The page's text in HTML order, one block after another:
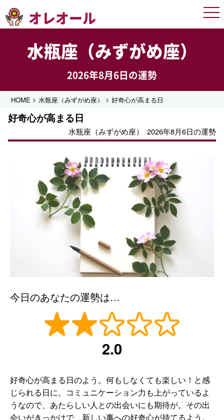
オレオール
水瓶座（みずがめ座）
2026年8月6日の運勢
HOME >水瓶座（みずがめ座） >好奇心が高まる日
好奇心が高まる日
水瓶座（みずがめ座） 2026年8月6日の運勢
今日のあなたの運勢は…
2.0
好奇心が高まる日のよう。何もしなくても楽しい！と感
じられる日に。コミュニケーション力も上がっているよ
うなので、あたらしい人との出会いにも期待が。その出
会いがきっかけで、新しい事への好奇心が持てるよう。